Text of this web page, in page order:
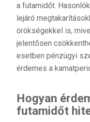
a futamidőt.
lejáró
örökségekkel is,
jelentősen
esetben pénzügyi
érdemes a
Hogyan
futamidőt